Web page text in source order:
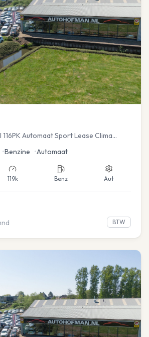
Automaat Sport Lease Clima
•Benzine •Automaat
119k Benz Aut
BTW